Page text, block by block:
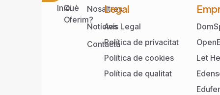
IniciQuè
Oferim?
Nosaltres
Notícies
Contacta
Legal
Avís Legal
Política de privacitat
Política de cookies
Política de qualitat
Let